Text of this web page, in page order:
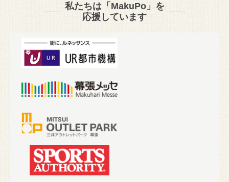
私たちは「MakuPo」を
応援しています